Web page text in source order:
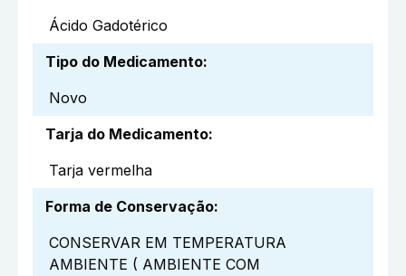
Ácido Gadotérico
Tipo do Medicamento:
Novo
Tarja do Medicamento:
Tarja vermelha
Forma de Conservação:
CONSERVAR EM TEMPERATURA
AMBIENTE ( AMBIENTE COM